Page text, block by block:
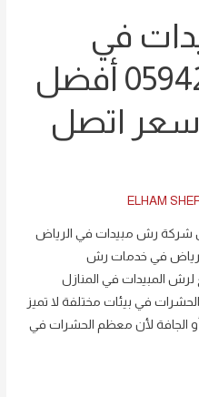
في
الرياض 0594261363 أفضل
اتصل
ELHAM
رش مبيدات في الرياض
في خدمات رش
لرش المبيدات في المنازل
في بيئات مختلفة لا تميز
أو الجافة لأن معظم الحشرات في